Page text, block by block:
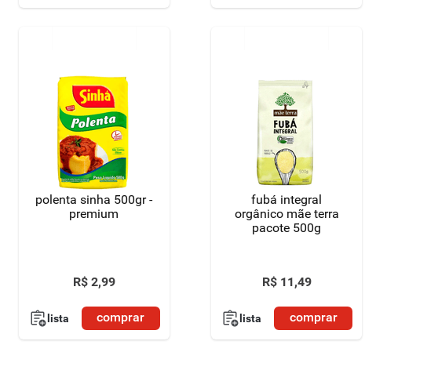
polenta sinha 500gr -
premium
R$ 2,99
lista comprar
fubá integral
orgânico mãe terra
pacote 500g
R$ 11,49
lista comprar